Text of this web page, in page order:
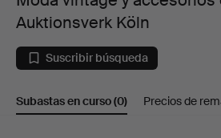
vintage
accesorios
Auktionsverk Köln
Suscribir búsqueda
Subastas en curso(0) Precios de